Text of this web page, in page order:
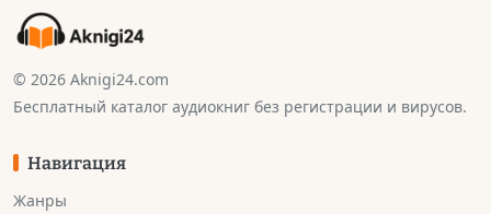
© 2026 Aknigi24.com
Бесплатный каталог аудиокниг без регистрации и вирусов.
Навигация
Жанры